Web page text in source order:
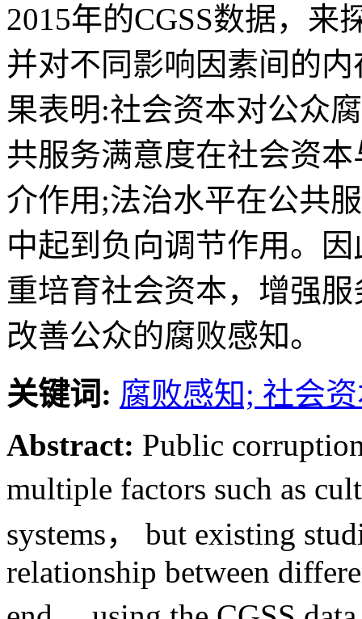
2015年的CGSS数据，
并对不同影响因素间的
果表明:社会资本对公众
共服务满意度在社会资
介作用;法治水平在公共
中起到负向调节作用。
重培育社会资本，增强
改善公众的腐败感知。
关键词: 腐败感知; 社会
Abstract: Public
multiple factors such as
systems， but existing
relationship between